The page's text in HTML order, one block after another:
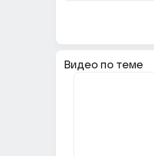
Видео по теме